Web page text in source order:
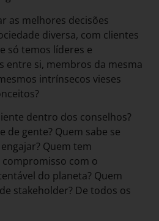
as melhores decisões
diversa, com clientes
só temos líderes e
entre si, membros da mesma
intrínsecos vieses
dentro dos conselhos?
de gente? Quem sabe se
Quem tem
compromisso com o
do planeta? Quem
stakeholder? De todos os